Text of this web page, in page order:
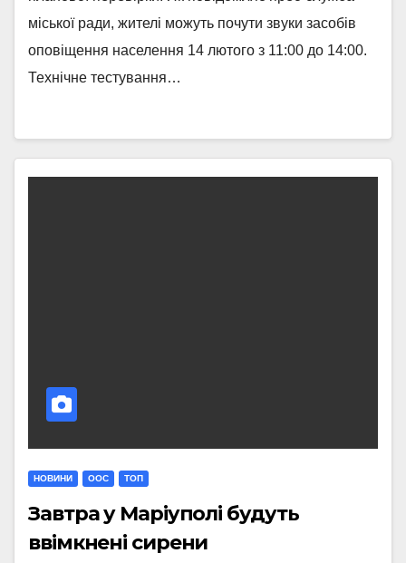
міської ради, жителі можуть почути звуки засобів
оповіщення населення 14 лютого з 11:00 до 14:00.
Технічне тестування…
НОВИНИ ООС ТОП
Завтра у Маріуполі будуть
ввімкнені сирени